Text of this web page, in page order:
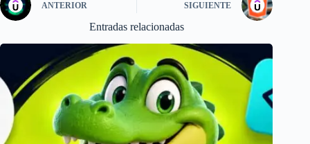
ANTERIOR SIGUIENTE
Entradas relacionadas